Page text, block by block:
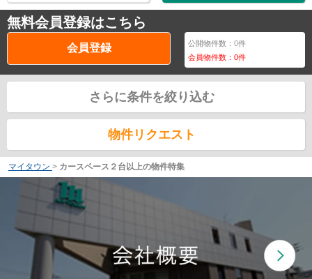
無料会員登録はこちら
会員登録 公開物件数：0件
会員物件数：0件
さらに条件を絞り込む
物件リクエスト
マイタウン > カースペース２台以上の物件特集